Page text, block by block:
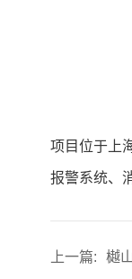
项目位于上
报警系统、
上一篇: 樾